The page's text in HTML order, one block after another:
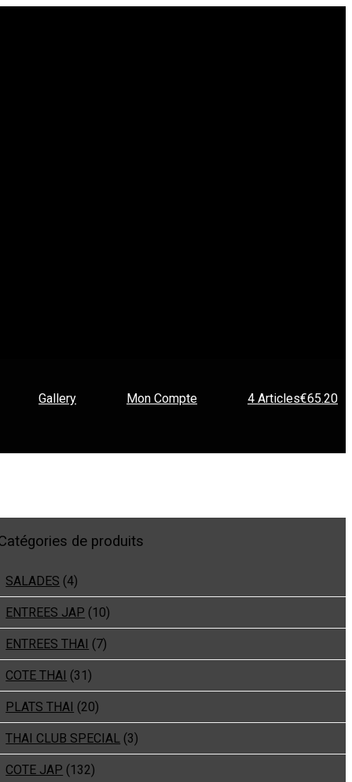
Gallery Mon Compte 4 Articles€65.20
de produits
SALADES (4)
ENTREES JAP (10)
ENTREES THAI (7)
COTE THAI (31)
PLATS THAI (20)
THAI CLUB SPECIAL (3)
COTE JAP (132)